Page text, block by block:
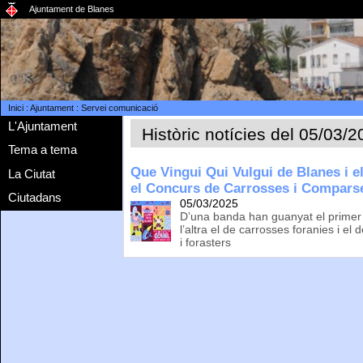
Ajuntament de Blanes
Inici: Ajuntament: Servei comunicació
L'Ajuntament
Tema a tema
La Ciutat
Ciutadans
Històric notícies del 05/03/
Que Vingui Qui Vulgui de Blanes i
el Concurs de Carrosses i
05/03/2025
D’una banda han guanyat el
l’altra el de carrosses foranies i el
i forasters